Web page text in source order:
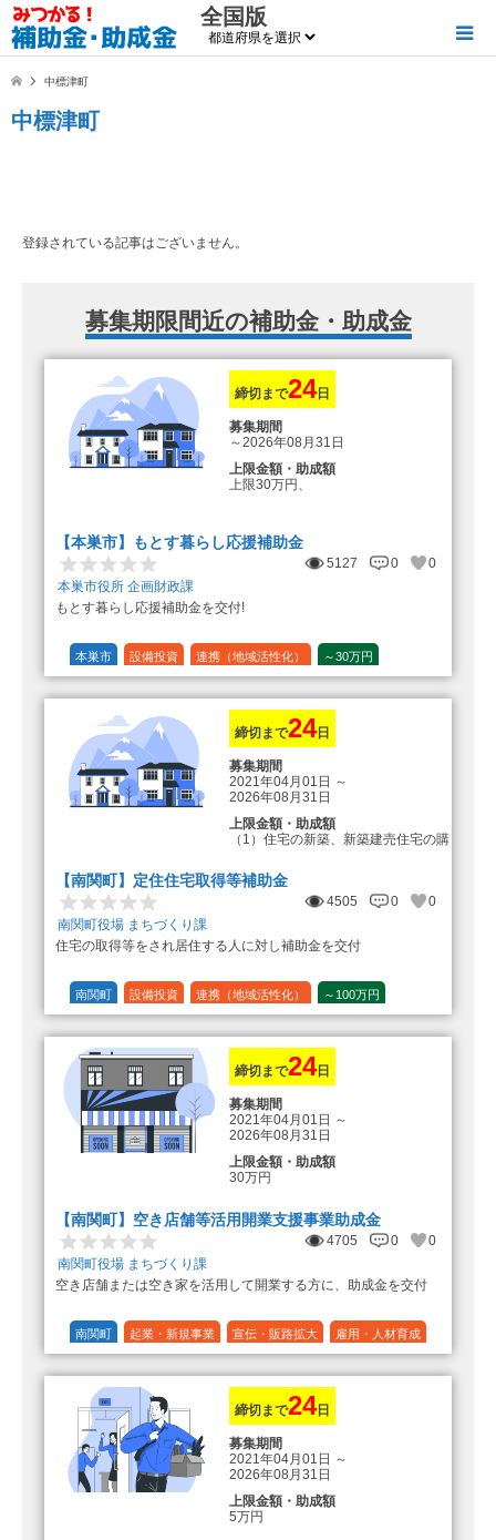
全国版
中標津町
中標津町
登録されている記事はございません。
募集期限間近の補助金・助成金
締切まで24日
募集期間
～2026年08月31日
上限金額・助成額
上限30万円、
【本巣市】もとす暮らし応援補助金
5127 0
0
本巣市役所 企画財政課
もとす暮らし応援補助金を交付!
本巣市 設備投資 連携（地域活性化） ～30万円
締切まで24日
募集期間
2021年04月01日 ～
2026年08月31日
上限金額・助成額
（1）住宅の新築、新築建売住宅の購
登録事業者利用の場合25万円加
算（50万円＋25万円加算＝75万円）
算（25万円＋25万円加算＝50万円）
（3）住宅リフォーム 経費の20％
の額（限度額50万円）
（最大で50万円＋25万円加算＝75万
【南関町】定住住宅取得等補助金
4505 0
0
南関町役場 まちづくり課
住宅の取得等をされ居住する人に対し補助金を交付
南関町 設備投資 連携（地域活性化） ～100万円
締切まで24日
募集期間
2021年04月01日 ～
2026年08月31日
上限金額・助成額
30万円
【南関町】空き店舗等活用開業支援事業助成金
4705 0
0
南関町役場 まちづくり課
空き店舗または空き家を活用して開業する方に、助成金を交付
南関町 起業・新規事業 宣伝・販路拡大 雇用・人材育成
1/3 (33%)
締切まで24日
募集期間
2021年04月01日 ～
2026年08月31日
上限金額・助成額
5万円